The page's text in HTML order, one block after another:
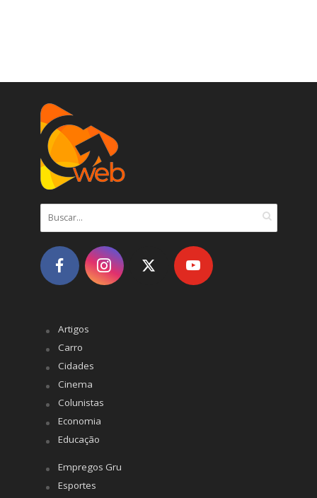
Artigos
Carro
Cidades
Cinema
Colunistas
Economia
Educação
Empregos Gru
Esportes